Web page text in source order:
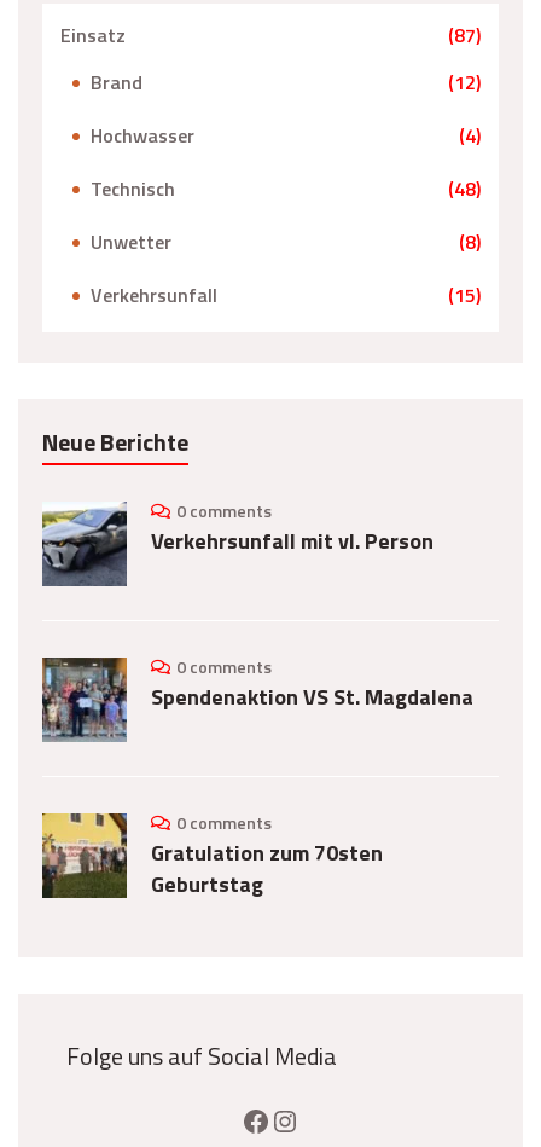
Einsatz
(87)
Brand
(12)
Hochwasser
(4)
Technisch
(48)
Unwetter
(8)
Verkehrsunfall
(15)
Neue Berichte
0 comments
Verkehrsunfall mit vl. Person
0 comments
Spendenaktion VS St. Magdalena
0 comments
Gratulation zum 70sten
Geburtstag
Folge uns auf Social Media